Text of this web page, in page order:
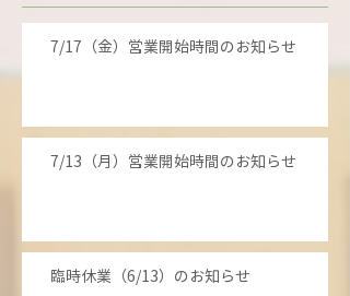
7/17（金）営業開始時間のお知らせ
7/13（月）営業開始時間のお知らせ
臨時休業（6/13）のお知らせ